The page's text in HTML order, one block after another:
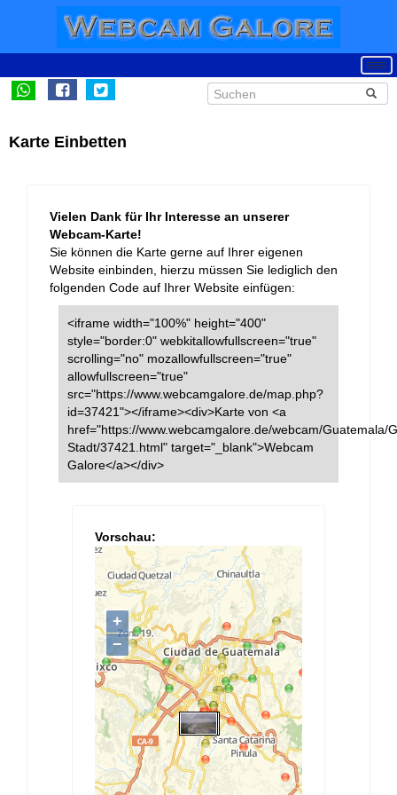
Karte Einbetten
Vielen Dank für Ihr Interesse an unserer
Webcam-Karte!
Sie können die Karte gerne auf Ihrer eigenen
Website einbinden, hierzu müssen Sie lediglich den
folgenden Code auf Ihrer Website einfügen:
<iframe width="100%" height="400"
style="border:0" webkitallowfullscreen="true"
scrolling="no" mozallowfullscreen="true"
allowfullscreen="true"
src="https://www.webcamgalore.de/map.php?
id=37421"></iframe><div>Karte von <a
href="https://www.webcamgalore.de/webcam/Guatemala/
Stadt/37421.html" target="_blank">Webcam
Galore</a></div>
Vorschau: